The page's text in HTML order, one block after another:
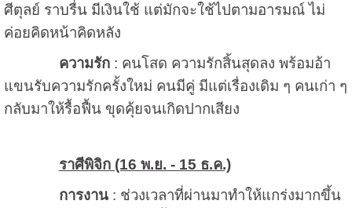
ศีตุลย์ ราบรื่น มีเงินใช้ แต่มักจะใช้ไปตามอารมณ์ ไม่
ค่อยคิดหน้าคิดหลัง
ความรัก: คนโสด ความรักสิ้นสุดลง พร้อมอ้า
แขนรับความรักครั้งใหม่ คนมีคู่ มีแต่เรื่องเดิม ๆ คนเก่า ๆ
กลับมาให้รื้อฟื้น ขุดคุ้ยจนเกิดปากเสียง
ราศีพิจิก (16 พ.ย. - 15 ธ.ค.)
การงาน: ช่วงเวลาที่ผ่านมาทำให้แกร่งมากขึ้น